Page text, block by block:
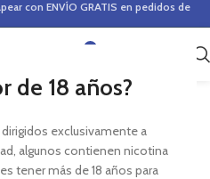
de 18 años?
exclusivamente a
algunos contienen nicotina
tener más de 18 años para
con ENVÍO GRATIS en pedidos de
0